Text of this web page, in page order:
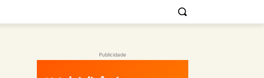
Publicidade